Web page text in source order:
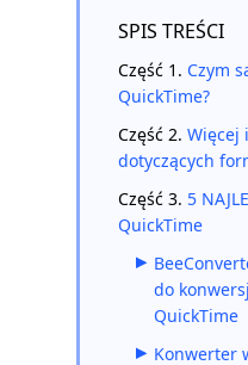
SPIS TREŚCI
Część 1. Czym
QuickTime?
Część 2. Więcej
dotyczących
Część 3. 5
QuickTime
do
QuickTime
Konwerter